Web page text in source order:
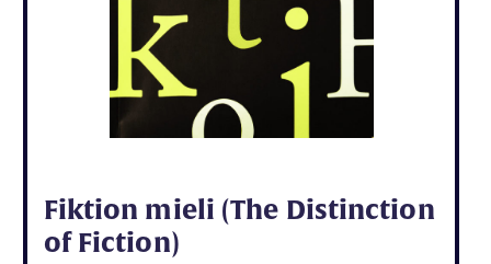
Fiktion mieli (The Distinction
of Fiction)